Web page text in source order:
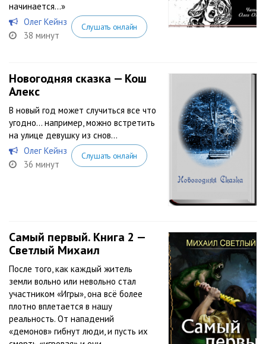
начинается...»
Олег Кейнз
38 минут
Слушать онлайн
Новогодняя сказка — Кош
Алекс
В новый год может случиться все что
угодно… например, можно встретить
на улице девушку из снов…
Олег Кейнз
36 минут
Слушать онлайн
Самый первый. Книга 2 —
Светлый Михаил
После того, как каждый житель
земли вольно или невольно стал
участником «Игры», она всё более
плотно вплетается в нашу
реальность. От нападений
«демонов» гибнут люди, и пусть их